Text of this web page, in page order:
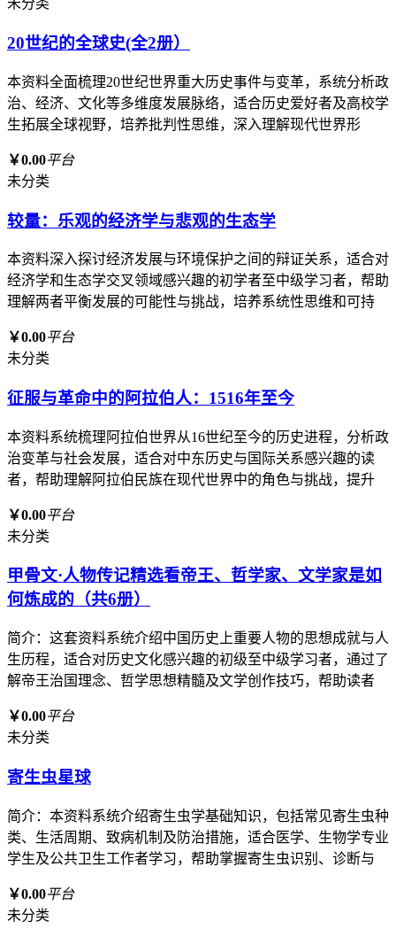
未分类
20世纪的全球史(全2册）
本资料全面梳理20世纪世界重大历史事件与变革，系统分析政
治、经济、文化等多维度发展脉络，适合历史爱好者及高校学
生拓展全球视野，培养批判性思维，深入理解现代世界形
￥0.00平台
未分类
较量：乐观的经济学与悲观的生态学
本资料深入探讨经济发展与环境保护之间的辩证关系，适合对
经济学和生态学交叉领域感兴趣的初学者至中级学习者，帮助
理解两者平衡发展的可能性与挑战，培养系统性思维和可持
￥0.00平台
未分类
征服与革命中的阿拉伯人：1516年至今
本资料系统梳理阿拉伯世界从16世纪至今的历史进程，分析政
治变革与社会发展，适合对中东历史与国际关系感兴趣的读
者，帮助理解阿拉伯民族在现代世界中的角色与挑战，提升
￥0.00平台
未分类
甲骨文·人物传记精选看帝王、哲学家、文学家是如
何炼成的（共6册）
简介：这套资料系统介绍中国历史上重要人物的思想成就与人
生历程，适合对历史文化感兴趣的初级至中级学习者，通过了
解帝王治国理念、哲学思想精髓及文学创作技巧，帮助读者
￥0.00平台
未分类
寄生虫星球
简介：本资料系统介绍寄生虫学基础知识，包括常见寄生虫种
类、生活周期、致病机制及防治措施，适合医学、生物学专业
学生及公共卫生工作者学习，帮助掌握寄生虫识别、诊断与
￥0.00平台
未分类